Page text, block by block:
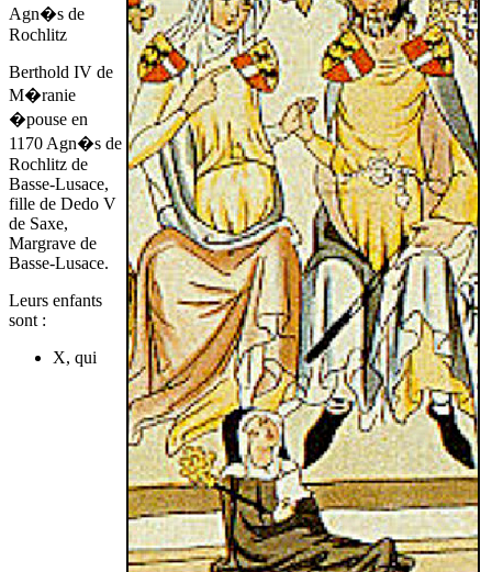
Agn�s de
Rochlitz
Berthold IV de
M�ranie
�pouse en
1170 Agn�s de
Rochlitz de
Basse-Lusace,
fille de Dedo V
de Saxe,
Margrave de
Basse-Lusace.
Leurs enfants
sont :
X, qui